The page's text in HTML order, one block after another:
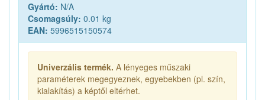
Gyártó: N/A
Csomagsúly: 0.01 kg
EAN: 5996515150574
Univerzális termék. A lényeges műszaki
paraméterek megegyeznek, egyebekben (pl. szín,
kialakítás) a képtől eltérhet.